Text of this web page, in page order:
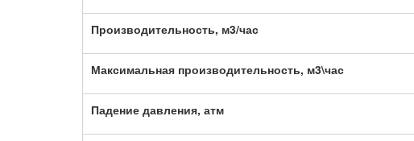
Производительность, м3/час
Максимальная производительность, м3\час
Падение давления, атм